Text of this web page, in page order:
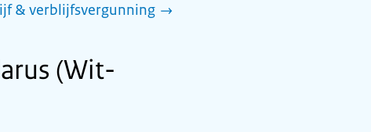
& verblijfsvergunning
(Wit-